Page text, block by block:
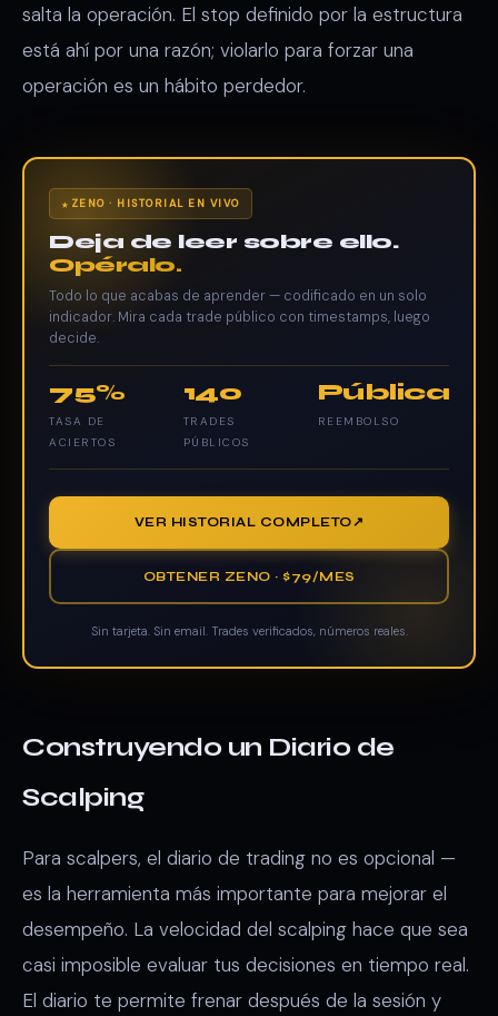
salta la operación. El stop definido por la estructura
está ahí por una razón; violarlo para forzar una
operación es un hábito perdedor.
ZENO · HISTORIAL EN VIVO
Deja de leer sobre ello.
Opéralo.
Todo lo que acabas de aprender — codificado en un solo
indicador. Mira cada trade público con timestamps, luego
decide.
75%
TASA DE
ACIERTOS
140
TRADES
PÚBLICOS
Pública
REEMBOLSO
VER HISTORIAL COMPLETO
OBTENER ZENO · $79/MES
Sin tarjeta. Sin email. Trades verificados, números reales.
Construyendo un Diario de
Scalping
Para scalpers, el diario de trading no es opcional —
es la herramienta más importante para mejorar el
desempeño. La velocidad del scalping hace que sea
casi imposible evaluar tus decisiones en tiempo real.
El diario te permite frenar después de la sesión y